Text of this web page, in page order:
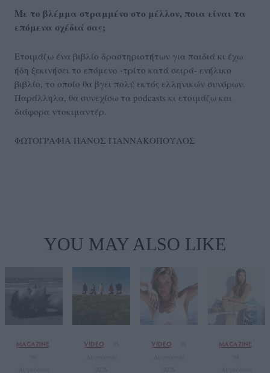
Με το βλέμμα στραμμένο στο μέλλον, ποια είναι τα
επόμενα σχέδιά σας;
Ετοιμάζω ένα βιβλίο δραστηριοτήτων για παιδιά κι έχω
ήδη ξεκινήσει το επόμενο -τρίτο κατά σειρά- ενήλικο
βιβλίο, το οποίο θα βγει πολύ εκτός ελληνικών συνόρων.
Παράλληλα, θα συνεχίσω τα podcasts κι ετοιμάζω και
διάφορα ντοκιμαντέρ.
ΦΩΤΟΓΡΑΦΙΑ ΠΑΝΟΣ ΓΙΑΝΝΑΚΟΠΟΥΛΟΣ
YOU MAY ALSO LIKE
MAGAZINE VIDEO VIDEO MAGAZINE